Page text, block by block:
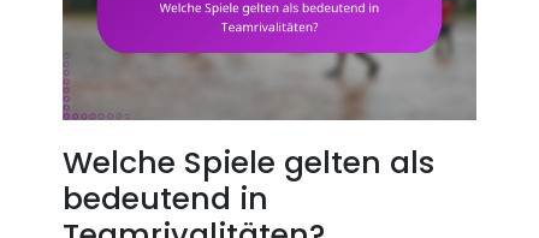
Welche Spiele gelten als
bedeutend in